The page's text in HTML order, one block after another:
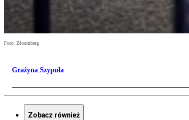
Foto: Bloomberg
Grażyna Szypuła
Zobacz również